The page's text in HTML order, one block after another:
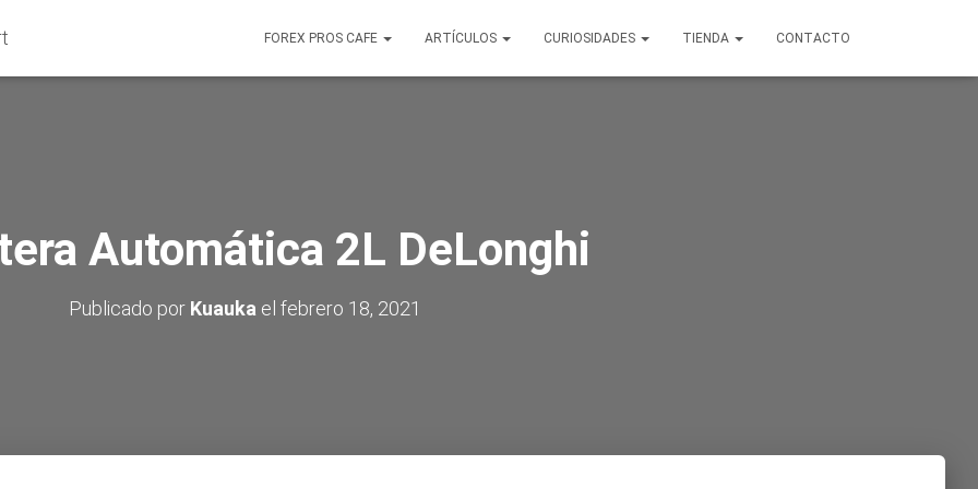
FOREX PROS CAFE ARTÍCULOS CURIOSIDADES TIENDA CONTACTO
Automática 2L DeLonghi
Publicado por Kuauka el febrero 18, 2021